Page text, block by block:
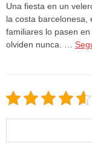
Una fiesta en un
la costa barcelonesa,
familiares lo pasen
olviden nunca. …